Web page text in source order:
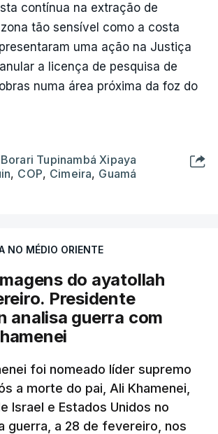
contínua na extração de
tão sensível como a costa
uma ação na Justiça
a licença de pesquisa de
numa área próxima da foz do
Tupinambá Xipaya
, COP, Cimeira, Guamá
NO MÉDIO ORIENTE
do ayatollah
Presidente
analisa guerra com
foi nomeado líder supremo
a morte do pai, Ali Khamenei,
Israel e Estados Unidos no
guerra, a 28 de fevereiro, nos